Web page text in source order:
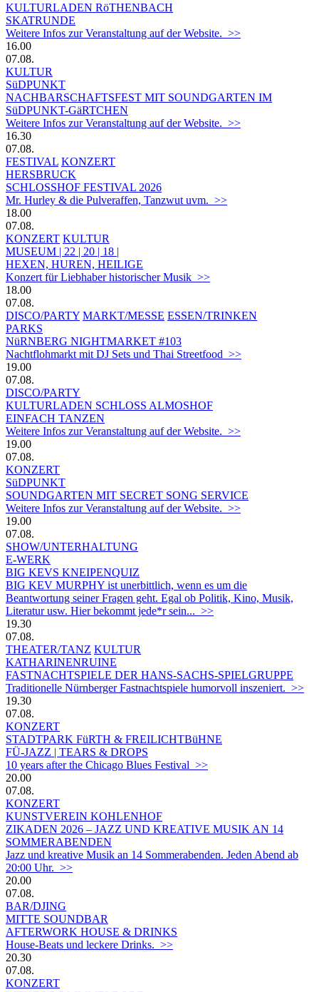
KULTURLADEN RöTHENBACH
SKATRUNDE
Weitere Infos zur Veranstaltung auf der Website. >>
16.00
07.08.
KULTUR
SüDPUNKT
NACHBARSCHAFTSFEST MIT SOUNDGARTEN IM
SüDPUNKT-GäRTCHEN
Weitere Infos zur Veranstaltung auf der Website. >>
16.30
07.08.
FESTIVAL KONZERT
HERSBRUCK
SCHLOSSHOF FESTIVAL 2026
Mr. Hurley & die Pulveraffen, Tanzwut uvm. >>
18.00
07.08.
KONZERT KULTUR
MUSEUM | 22 | 20 | 18 |
HEXEN, HUREN, HEILIGE
Konzert für Liebhaber historischer Musik >>
18.00
07.08.
DISCO/PARTY MARKT/MESSE ESSEN/TRINKEN
PARKS
NüRNBERG NIGHTMARKET #103
Nachtflohmarkt mit DJ Sets und Thai Streetfood >>
19.00
07.08.
DISCO/PARTY
KULTURLADEN SCHLOSS ALMOSHOF
EINFACH TANZEN
Weitere Infos zur Veranstaltung auf der Website. >>
19.00
07.08.
KONZERT
SüDPUNKT
SOUNDGARTEN MIT SECRET SONG SERVICE
Weitere Infos zur Veranstaltung auf der Website. >>
19.00
07.08.
SHOW/UNTERHALTUNG
E-WERK
BIG KEVS KNEIPENQUIZ
BIG KEV MURPHY ist unerbittlich, wenn es um die
Beantwortung seiner Fragen geht. Egal ob Politik, Kino, Musik,
Literatur usw. Hier bekommt jede*r sein... >>
19.30
07.08.
THEATER/TANZ KULTUR
KATHARINENRUINE
FASTNACHTSPIELE DER HANS-SACHS-SPIELGRUPPE
Traditionelle Nürnberger Fastnachtspiele humorvoll inszeniert. >>
19.30
07.08.
KONZERT
STADTPARK FüRTH & FREILICHTBüHNE
FÜ-JAZZ | TEARS & DROPS
10 years after the Chicago Blues Festival >>
20.00
07.08.
KONZERT
KUNSTVEREIN KOHLENHOF
ZIKADEN 2026 – JAZZ UND KREATIVE MUSIK AN 14
SOMMERABENDEN
Jazz und kreative Musik an 14 Sommerabenden. Jeden Abend ab
20:00 Uhr. >>
20.00
07.08.
BAR/DJING
MITTE SOUNDBAR
AFTERWORK HOUSE & DRINKS
House-Beats und leckere Drinks. >>
20.30
07.08.
KONZERT